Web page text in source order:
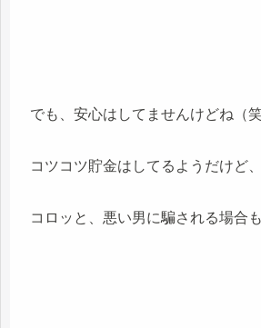
でも、安心はしてませんけどね（笑
コツコツ貯金はしてるようだけど、
コロッと、悪い男に騙される場合